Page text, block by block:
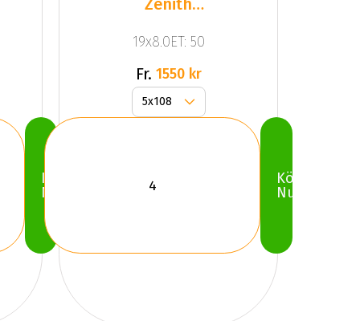
Köp
Nu
Grey
19x8.0ET: 50
Fr. 1550 kr
Köp
Nu